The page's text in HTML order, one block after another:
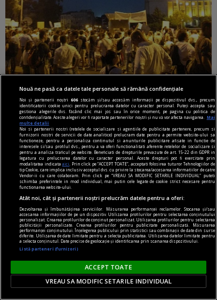
viața de capital
Cînd economia de piață s-a pierdut printre
proteste
Întrebarea este: pînă unde vor merge încălcările
principiilor economiei de piață și cele privind
funcționarea Uniunii Europene?
Constantin RUDNIŢCHI
Nouă ne pasă ca datele tale personale să rămână confidențiale
Noi și partenerii noștri606 stocăm și/sau accesăm informații pe dispozitivul dvs., precum
identificatorii cookie unici pentru prelucrarea datelor cu caracter personal. Puteți accepta sau
gestiona alegerile dvs. făcând clic mai jos sau în orice moment, pe pagina cu politica de
confidențialitate. Aceste alegeri vor fi raportate partenerilor noștri și nu vă vor afecta navigarea.
Mai
multe detalii
Noi si partenerii nostri (retelele de socializare si agentiile de publicitate partenere, precum si
furnizorii nostri de servicii de date analitice) prelucram date pentru a permite website-ului sa
functioneze, pentru a personaliza continutul si anunturile publicitare afisate in functie de
interesele si/sau profilul dvs., pentru a va oferi functionalitati aferente retelelor de socializare si
pentru a analiza traficul pe website. Beneficiati de drepturile prevazute de art. 15-22 din GDPR in
legatura cu prelucrarea datelor cu caracter personal. Aceste drepturi pot fi exercitate prin
modalitatea indicataaici
. Prin click pe “ACCEPT TOATE”, acceptati folosirea tuturor Tehnologiilor de
tip Cookie, care implica inclusiv acceptul dvs. cu privire la stocarea/accesarea informatiilor de catre
Vendor-ii cu care colaboram. Prin click pe “VREAU SA MODIFIC SETARILE INDIVIDUAL” puteti
schimba preferintele in mod individual, mai putin cele legate de cookie strict necesare pentru
functionarea website-ului.
Atât noi, cât și partenerii noștri prelucrăm datele pentru a oferi:
Dezvoltarea și îmbunătățirea serviciilor. Măsurarea performanței reclamelor. Stocarea și/sau
accesarea informațiilor de pe un dispozitiv. Utilizarea profilurilor pentru selectarea conținutului
personalizat. Crearea profilurilor de conținut personalizat. Utilizarea profilurilor pentru selectarea
publicității personalizate. Crearea profilurilor pentru publicitate personalizată. Măsurarea
performanței conținutului. Înțelegerea publicului prin statistici sau combinații de date din surse
diferite. Utilizarea de date limitate pentru a selecta publicitatea. Utilizarea datelor limitate pentru
a selecta conținutul. Date precise de geolocație și identificarea prin scanarea dispozitivului.
Listă parteneri (furnizori)
ACCEPT TOATE
VREAU SA MODIFIC SETARILE INDIVIDUAL